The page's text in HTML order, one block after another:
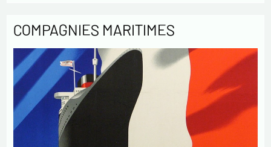
COMPAGNIES MARITIMES